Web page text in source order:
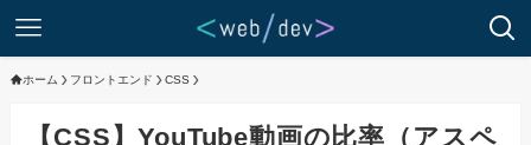
ホーム フロントエンド CSS
【CSS】YouTube動画の比率（アスペ